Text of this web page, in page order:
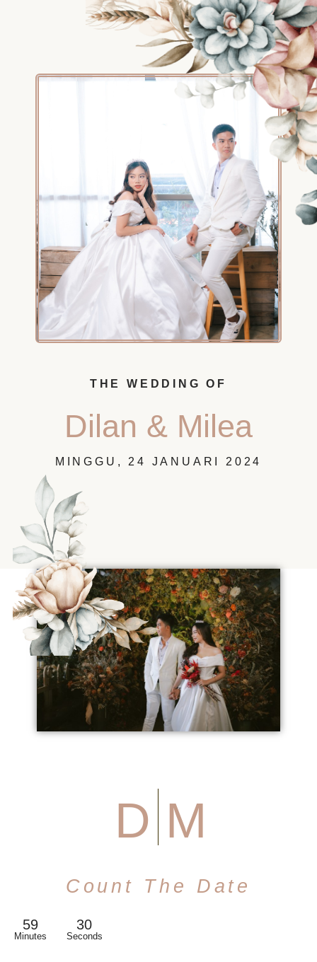
THE WEDDING OF
Dilan & Milea
MINGGU, 24 JANUARI 2024
D M
Count The Date
59
Minutes
29
Seconds